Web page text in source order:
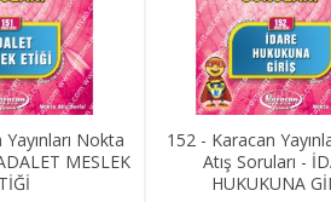
Nokta
MESLEK
152 - Karacan
Atış Soruları -
HUKUKUNA